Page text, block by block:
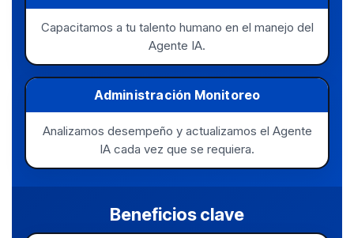
Capacitamos a tu talento humano en el manejo del
Agente IA.
Administración Monitoreo
Analizamos desempeño y actualizamos el Agente
IA cada vez que se requiera.
Beneficios clave